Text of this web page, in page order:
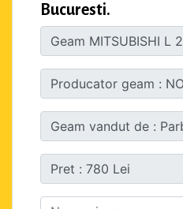
Bucuresti.